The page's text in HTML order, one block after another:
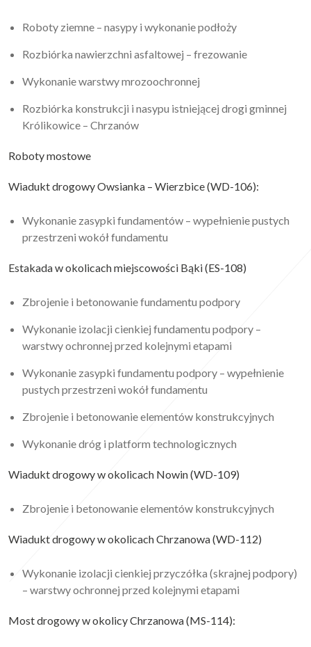
Roboty ziemne – nasypy i wykonanie podłoży
Rozbiórka nawierzchni asfaltowej – frezowanie
Wykonanie warstwy mrozoochronnej
Rozbiórka konstrukcji i nasypu istniejącej drogi gminnej
Królikowice – Chrzanów
Roboty mostowe
Wiadukt drogowy Owsianka – Wierzbice (WD-106):
Wykonanie zasypki fundamentów – wypełnienie pustych
przestrzeni wokół fundamentu
Estakada w okolicach miejscowości Bąki (ES-108)
Zbrojenie i betonowanie fundamentu podpory
Wykonanie izolacji cienkiej fundamentu podpory –
warstwy ochronnej przed kolejnymi etapami
Wykonanie zasypki fundamentu podpory – wypełnienie
pustych przestrzeni wokół fundamentu
Zbrojenie i betonowanie elementów konstrukcyjnych
Wykonanie dróg i platform technologicznych
Wiadukt drogowy w okolicach Nowin (WD-109)
Zbrojenie i betonowanie elementów konstrukcyjnych
Wiadukt drogowy w okolicach Chrzanowa (WD-112)
Wykonanie izolacji cienkiej przyczółka (skrajnej podpory)
– warstwy ochronnej przed kolejnymi etapami
Most drogowy w okolicy Chrzanowa (MS-114):